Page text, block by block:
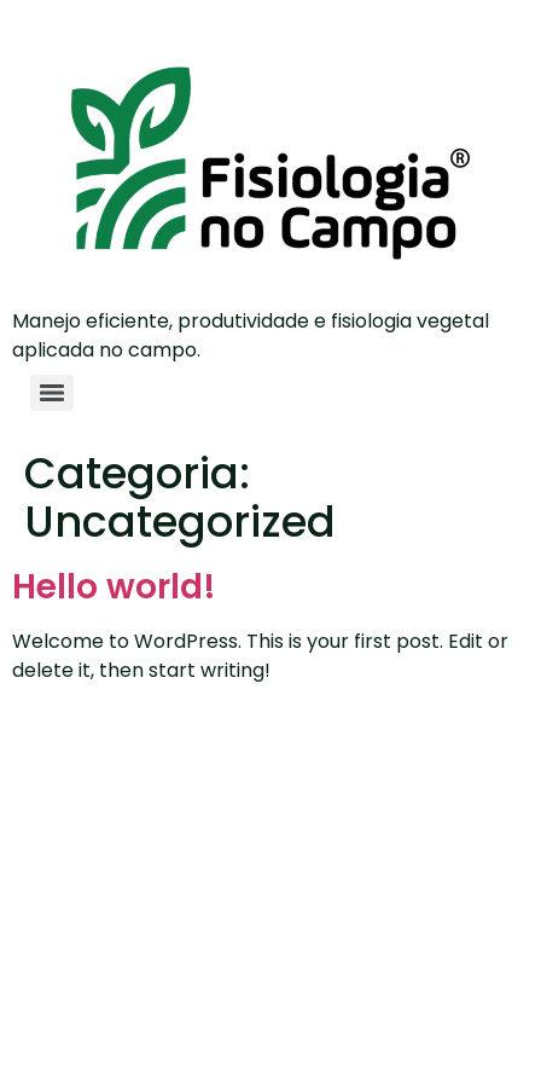
Manejo eficiente, produtividade e fisiologia vegetal
aplicada no campo.
Categoria:
Uncategorized
Hello world!
Welcome to WordPress. This is your first post. Edit or
delete it, then start writing!